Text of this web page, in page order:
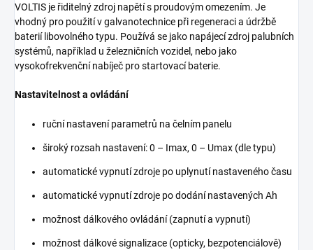
VOLTIS je řiditelný zdroj napětí s proudovým omezením. Je
vhodný pro použití v galvanotechnice při regeneraci a údržbě
baterií libovolného typu. Používá se jako napájecí zdroj palubních
systémů, například u železničních vozidel, nebo jako
vysokofrekvenční nabíječ pro startovací baterie.
Nastavitelnost a ovládání
ruční nastavení parametrů na čelním panelu
široký rozsah nastavení: 0 – Imax, 0 – Umax (dle typu)
automatické vypnutí zdroje po uplynutí nastaveného času
automatické vypnutí zdroje po dodání nastavených Ah
možnost dálkového ovládání (zapnutí a vypnutí)
možnost dálkové signalizace (opticky, bezpotenciálově)